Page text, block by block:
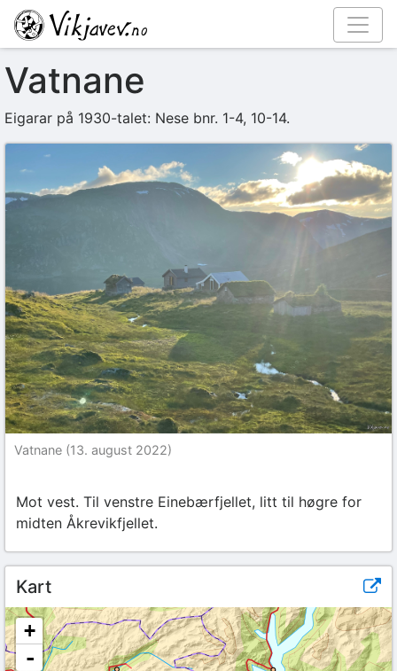
Vatnane
Eigarar på 1930-talet: Nese bnr. 1-4, 10-14.
Vatnane (13. august 2022)
Mot vest. Til venstre Einebærfjellet, litt til høgre for
midten Åkrevikfjellet.
Kart
+
-